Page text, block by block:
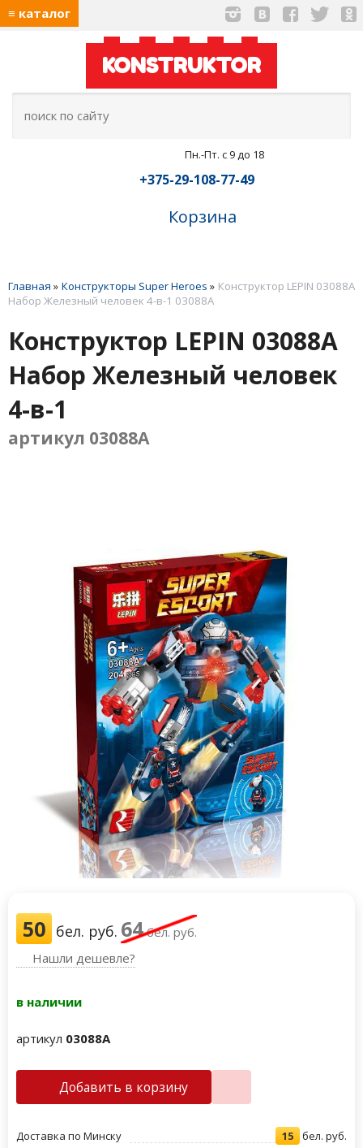
≡ каталог
KONSTRUKTOR
Пн.-Пт. с 9 до 18
+375-29-108-77-49
Корзина
Главная » Конструкторы Super Heroes » Конструктор LEPIN 03088A
Набор Железный человек 4-в-1 03088A
Конструктор LEPIN 03088A
Набор Железный человек
4-в-1
артикул 03088A
50 бел. руб. 64бел. руб.
Нашли дешевле?
в наличии
артикул 03088A
Добавить в корзину
Доставка по Минску 15 бел. руб.